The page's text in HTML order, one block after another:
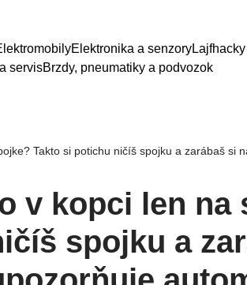
Elektronika a senzory
servisBrzdy, pneumatiky a podvozok
Takto si potichu ničíš spojku a zarábaš si
v kopci len na
spojku a